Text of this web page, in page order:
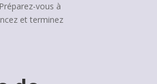
vous à
et terminez